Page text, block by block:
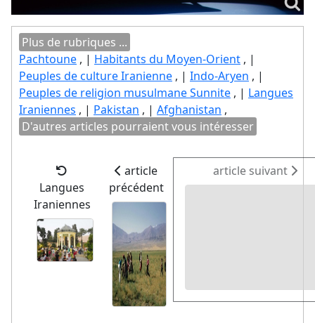
Plus de rubriques ...
Pachtoune , | Habitants du Moyen-Orient , |
Peuples de culture Iranienne , | Indo-Aryen , |
Peuples de religion musulmane Sunnite , | Langues
Iraniennes , | Pakistan , | Afghanistan ,
D'autres articles pourraient vous intéresser
Langues
Iraniennes
article
précédent
article suivant